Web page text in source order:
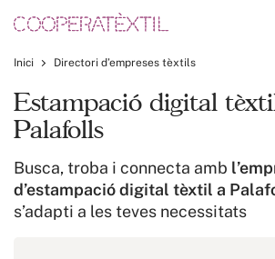
Inici Directori d’empreses tèxtils
Estampació digital
Palafolls
Busca, troba i connecta amb
d’estampació digital tèxtil a
s’adapti a les teves necessitats